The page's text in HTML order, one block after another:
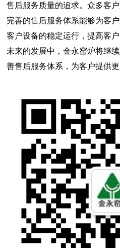
售后服务质量的追求。众多客
完善的售后服务体系能够为客
客户设备的稳定运行，提高客
未来的发展中，金永窑炉将继
善售后服务体系，为客户提供